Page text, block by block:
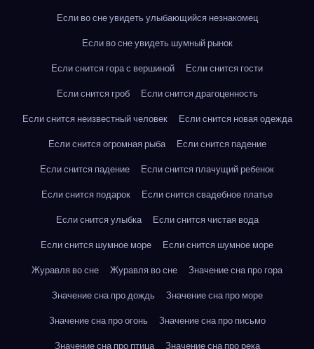
Если во сне увидеть улыбающийся незнакомец
Если во сне увидеть шумный рынок
Если снится гора с вершиной
Если снится гости
Если снится гроб
Если снится драгоценность
Если снится неизвестный человек
Если снится новая одежда
Если снится огромная рыба
Если снится падение
Если снится падение
Если снится плачущий ребенок
Если снится подарок
Если снится свадебное платье
Если снится улыбка
Если снится чистая вода
Если снится шумное море
Если снится шумное море
Журавля во сне
Журавля во сне
Значение сна про гора
Значение сна про дождь
Значение сна про море
Значение сна про огонь
Значение сна про письмо
Значение сна про птица
Значение сна про река